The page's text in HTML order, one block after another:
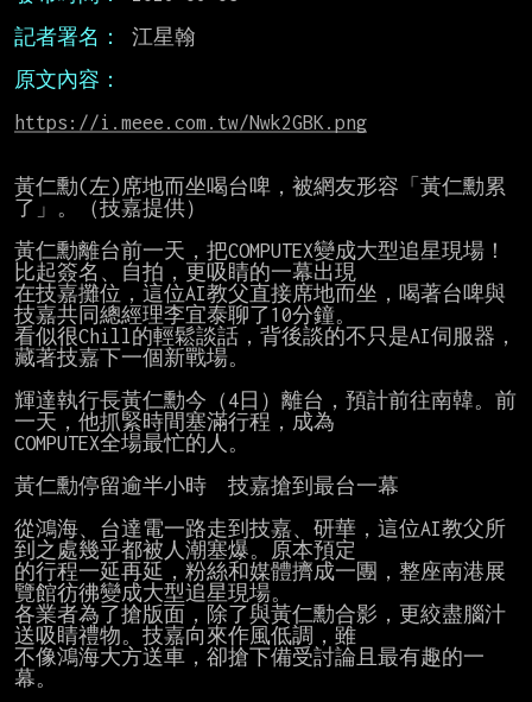
記者署名：
江星翰
原文內容：
https://i.meee.com.tw/Nwk2GBK.png
黃仁勳(左)席地而坐喝台啤，被網友形容「黃仁勳累
了」。（技嘉提供）
黃仁勳離台前一天，把COMPUTEX變成大型追星現場！
比起簽名、自拍，更吸睛的一幕出現
在技嘉攤位，這位AI教父直接席地而坐，喝著台啤與
技嘉共同總經理李宜泰聊了10分鐘。
看似很Chill的輕鬆談話，背後談的不只是AI伺服器，
藏著技嘉下一個新戰場。
輝達執行長黃仁勳今（4日）離台，預計前往南韓。前
一天，他抓緊時間塞滿行程，成為
COMPUTEX全場最忙的人。
黃仁勳停留逾半小時　技嘉搶到最台一幕
從鴻海、台達電一路走到技嘉、研華，這位AI教父所
到之處幾乎都被人潮塞爆。原本預定
的行程一延再延，粉絲和媒體擠成一團，整座南港展
覽館彷彿變成大型追星現場。
各業者為了搶版面，除了與黃仁勳合影，更絞盡腦汁
送吸睛禮物。技嘉向來作風低調，雖
不像鴻海大方送車，卻搶下備受討論且最有趣的一
幕。